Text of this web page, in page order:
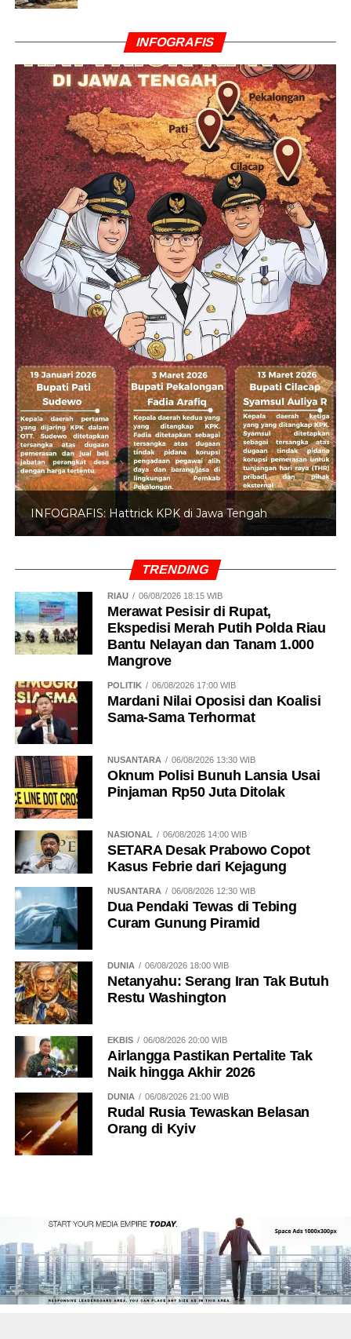
INFOGRAFIS
INFOGRAFIS: 5 Anggota DPR Dinonaktifkan
TRENDING
RIAU 06/08/2026 18:15 WIB
Merawat Pesisir di Rupat,
Ekspedisi Merah Putih Polda Riau
Bantu Nelayan dan Tanam 1.000
Mangrove
POLITIK 06/08/2026 17:00 WIB
Mardani Nilai Oposisi dan Koalisi
Sama-Sama Terhormat
NUSANTARA 06/08/2026 13:30 WIB
Oknum Polisi Bunuh Lansia Usai
Pinjaman Rp50 Juta Ditolak
NASIONAL 06/08/2026 14:00 WIB
SETARA Desak Prabowo Copot
Kasus Febrie dari Kejagung
NUSANTARA 06/08/2026 12:30 WIB
Dua Pendaki Tewas di Tebing
Curam Gunung Piramid
DUNIA 06/08/2026 18:00 WIB
Netanyahu: Serang Iran Tak Butuh
Restu Washington
EKBIS 06/08/2026 20:00 WIB
Airlangga Pastikan Pertalite Tak
Naik hingga Akhir 2026
DUNIA 06/08/2026 21:00 WIB
Rudal Rusia Tewaskan Belasan
Orang di Kyiv